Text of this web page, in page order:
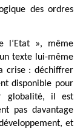
des ordres
l’Etat », même
texte lui-même
crise : déchiffrer
disponible pour
globalité, il est
pas davantage
et